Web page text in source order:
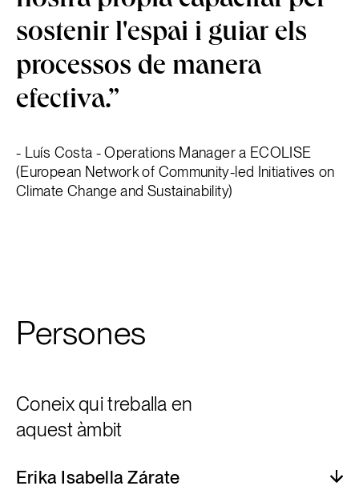
sostenir l'espai i guiar els
processos de manera
efectiva.”
- Luís Costa - Operations Manager a ECOLISE
(European Network of Community-led Initiatives on
Climate Change and Sustainability)
Persones
Coneix qui treballa en
aquest àmbit
Erika Isabella Zárate